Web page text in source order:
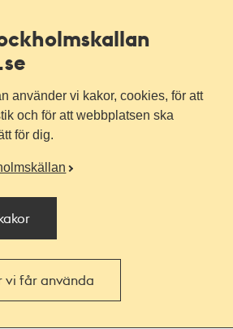
använder vi kakor, cookies, för att
och för att webbplatsen ska
för dig.
vi får använda